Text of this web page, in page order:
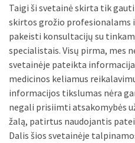
Taigi ši svetainė skirta tik
skirtos grožio profesionalams
pakeisti konsultacijų su
specialistais. Visų pirma, mes
svetainėje pateikta
medicinos keliamus
informacijos tikslumas nėra
negali prisiimti atsakomybės
žalą, patirtus naudojantis
Dalis šios svetainėje